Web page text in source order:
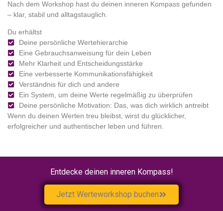
Nach dem Workshop hast du deinen inneren Kompass gefunden
– klar, stabil und alltagstauglich.
Du erhältst
Deine persönliche Wertehierarchie
Eine Gebrauchsanweisung für dein Leben
Mehr Klarheit und Entscheidungsstärke
Eine verbesserte Kommunikationsfähigkeit
Verständnis für dich und andere
Ein System, um deine Werte regelmäßig zu überprüfen
Deine persönliche Motivation: Das, was dich wirklich antreibt
Wenn du deinen Werten treu bleibst, wirst du glücklicher,
erfolgreicher und authentischer leben und führen.
Entdecke deinen inneren Kompass!
Jetzt Werteworkshop buchen